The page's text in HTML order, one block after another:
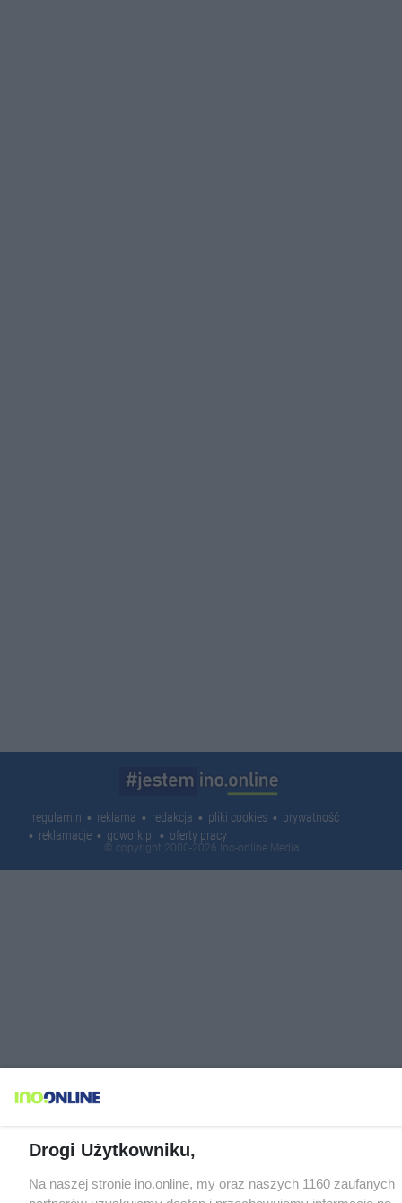
regulamin reklama redakcja pliki cookies
prywatność
reklamacje
gowork.pl oferty pracy
© copyright 2000-2026 Ino-online Media
Drogi Użytkowniku,
Na naszej stronie ino.online, my oraz naszych 1160 zaufanych